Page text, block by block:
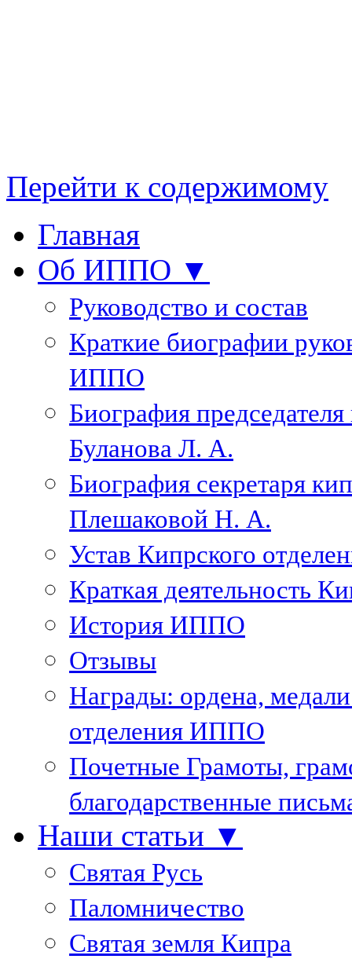
Перейти к содержимому
Главная
Об ИППО ▼
Руководство и состав
Краткие биографии
ИППО
Биография
Буланова Л. А.
Биография секретаря
Плешаковой Н. А.
Устав Кипрского
Краткая деятельность
История ИППО
Отзывы
Награды: ордена,
отделения ИППО
Почетные Грамоты,
благодарственные
Наши статьи ▼
Святая Русь
Паломничество
Святая земля Кипра